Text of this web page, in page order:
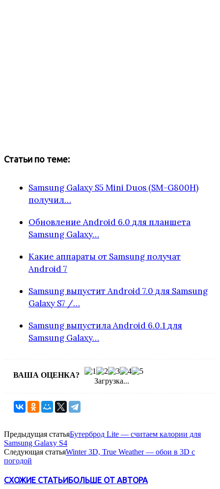
Статьи по теме:
Samsung Galaxy S5 Mini Duos (SM-G800H)
получил…
Обновление Android 6.0 для планшета
Samsung Galaxy…
Какие аппараты от Samsung получат
Android 7
Samsung выпустит Android 7.0 для Samsung
Galaxy S7 /…
Samsung выпустила Android 6.0.1 для
Samsung Galaxy…
ВАША ОЦЕНКА?
Загрузка...
Предыдущая статьяБутерброд Lite — считаем калории для
Samsung Galaxy S4
Следующая статьяWinter 3D, True Weather — обои в 3D с
погодой
СХОЖИЕ СТАТЬИБОЛЬШЕ ОТ АВТОРА